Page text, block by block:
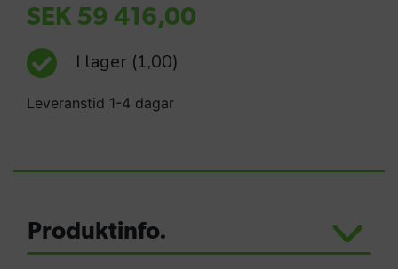
SEK 59 416,00
I lager (1,00)
Leveranstid 1-4 dagar
Produktinfo.